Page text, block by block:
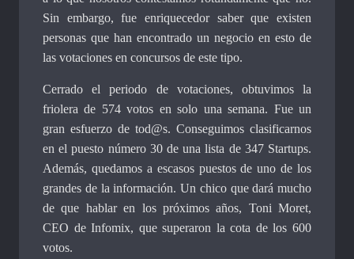
Sin embargo, fue enriquecedor saber que existen
personas que han encontrado un negocio en esto de
las votaciones en concursos de este tipo.
Cerrado el periodo de votaciones, obtuvimos la
friolera de 574 votos en solo una semana. Fue un
gran esfuerzo de tod@s. Conseguimos clasificarnos
en el puesto número 30 de una lista de 347 Startups.
Además, quedamos a escasos puestos de uno de los
grandes de la información. Un chico que dará mucho
de que hablar en los próximos años, Toni Moret,
CEO de Infomix, que superaron la cota de los 600
votos.